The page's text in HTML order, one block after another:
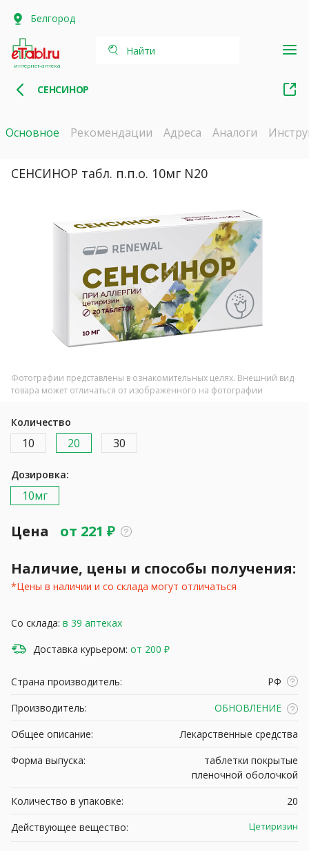
Белгород
интернет-аптека
Найти
СЕНСИНОР
Основное Рекомендации Адреса Аналоги
СЕНСИНОР табл. п.п.о. 10мг N20
Фотографии представлены в ознакомительных целях. Внешний вид
товара может отличаться от изображенного на фотографии
Количество
10 20 30
Дозировка:
10мг
Цена от 221 ₽
Наличие, цены и способы получения:
*Цены в наличии и со склада могут отличаться
Со склада: в 39 аптеках
Доставка курьером: от 200 ₽
Страна производитель:
РФ
Производитель:
ОБНОВЛЕНИЕ
Общее описание:
Лекарственные средства
Форма выпуска:
таблетки покрытые
пленочной оболочкой
Количество в упаковке:
20
Действующее вещество:
Цетиризин